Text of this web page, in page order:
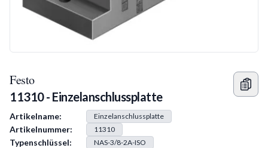
Festo
11310 - Einzelanschlussplatte
Produkt Information
Artikelname: Einzelanschlussplatte
Artikelnummer: 11310
Typenschlüssel: NAS-3/8-2A-ISO